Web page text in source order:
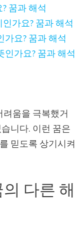
꿈과 해석
가요? 꿈과 해석
가요? 꿈과 해석
인가요? 꿈과 해석
려움을 극복했거
니다. 이런 꿈은
믿도록 상기시켜
다른 해